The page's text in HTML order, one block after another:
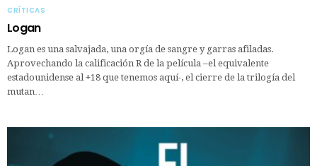
CRÍTICAS
Logan
Logan es una salvajada, una orgía de sangre y garras afiladas.
Aprovechando la calificación R de la película –el equivalente
estadounidense al +18 que tenemos aquí-, el cierre de la trilogía del
mutan…